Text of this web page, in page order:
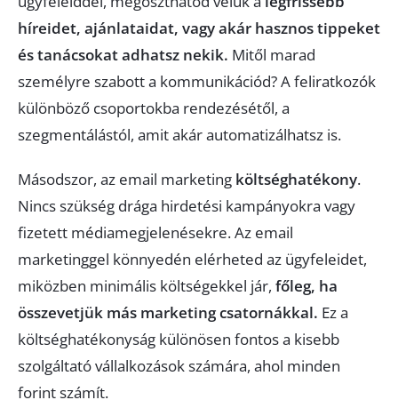
híreidet, ajánlataidat, vagy akár hasznos tippeket
és tanácsokat adhatsz nekik. Mitől marad
személyre szabott a kommunikációd? A feliratkozók
különböző csoportokba rendezésétől, a
szegmentálástól, amit akár automatizálhatsz is.
Másodszor, az email marketing költséghatékony.
Nincs szükség drága hirdetési kampányokra vagy
fizetett médiamegjelenésekre. Az email
marketinggel könnyedén elérheted az ügyfeleidet,
miközben minimális költségekkel jár, főleg, ha
összevetjük más marketing csatornákkal. Ez a
költséghatékonyság különösen fontos a kisebb
szolgáltató vállalkozások számára, ahol minden
forint számít.